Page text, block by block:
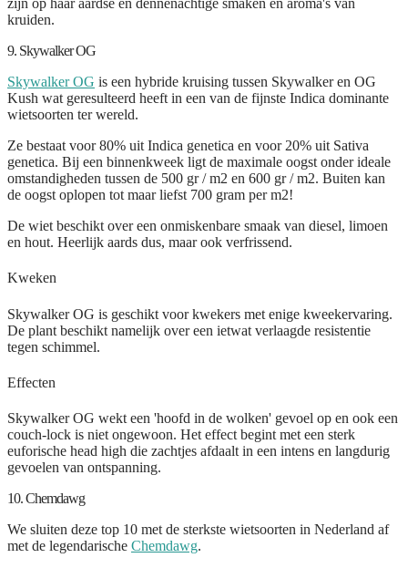
zijn op haar aardse en dennenachtige smaken en aroma's van
kruiden.
9. Skywalker OG
Skywalker OG is een hybride kruising tussen Skywalker en OG
Kush wat geresulteerd heeft in een van de fijnste Indica dominante
wietsoorten ter wereld.
Ze bestaat voor 80% uit Indica genetica en voor 20% uit Sativa
genetica. Bij een binnenkweek ligt de maximale oogst onder ideale
omstandigheden tussen de 500 gr / m2 en 600 gr / m2. Buiten kan
de oogst oplopen tot maar liefst 700 gram per m2!
De wiet beschikt over een onmiskenbare smaak van diesel, limoen
en hout. Heerlijk aards dus, maar ook verfrissend.
Kweken
Skywalker OG is geschikt voor kwekers met enige kweekervaring.
De plant beschikt namelijk over een ietwat verlaagde resistentie
tegen schimmel.
Effecten
Skywalker OG wekt een 'hoofd in de wolken' gevoel op en ook een
couch-lock is niet ongewoon. Het effect begint met een sterk
euforische head high die zachtjes afdaalt in een intens en langdurig
gevoelen van ontspanning.
10. Chemdawg
We sluiten deze top 10 met de sterkste wietsoorten in Nederland af
met de legendarische Chemdawg.